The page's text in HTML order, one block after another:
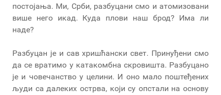
постојања. Ми, Срби, разбуцани смо и атомизовани
више него икад. Куда плови наш брод? Има ли
наде?
Разбуцан је и сав хришћански свет. Принуђени смо
да се вратимо у катакомбна скровишта. Разбуцано
је и човечанство у целини. И оно мало поштеђених
људи са далеких острва, који су опстали на основу